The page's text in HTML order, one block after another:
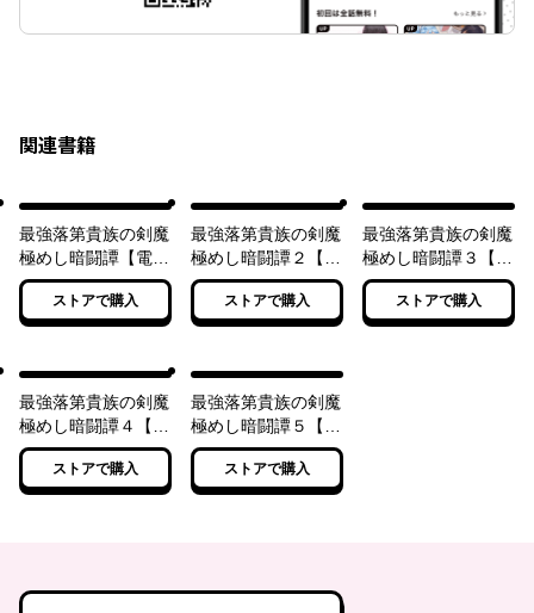
関連書籍
最強落第貴族の剣魔
極めし暗闘譚【電子
特別版】
ストアで購入
最強落第貴族の剣魔
極めし暗闘譚２【電
子特別版】
ストアで購入
最強落第貴族の剣魔
極めし暗闘譚３【電
子特別版】
ストアで購入
最強落第貴族の剣魔
極めし暗闘譚４【電
子特別版】
ストアで購入
最強落第貴族の剣魔
極めし暗闘譚５【電
子特別版】
ストアで購入